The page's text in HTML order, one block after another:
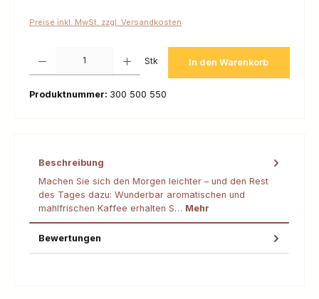
Preise inkl. MwSt. zzgl. Versandkosten
Stk In den Warenkorb
Produktnummer: 300 500 550
Beschreibung
Machen Sie sich den Morgen leichter – und den Rest
des Tages dazu: Wunderbar aromatischen und
mahlfrischen Kaffee erhalten S… Mehr
Bewertungen